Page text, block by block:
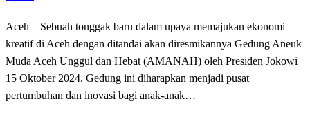
Aceh – Sebuah tonggak baru dalam upaya memajukan ekonomi
kreatif di Aceh dengan ditandai akan diresmikannya Gedung Aneuk
Muda Aceh Unggul dan Hebat (AMANAH) oleh Presiden Jokowi
15 Oktober 2024. Gedung ini diharapkan menjadi pusat
pertumbuhan dan inovasi bagi anak-anak…